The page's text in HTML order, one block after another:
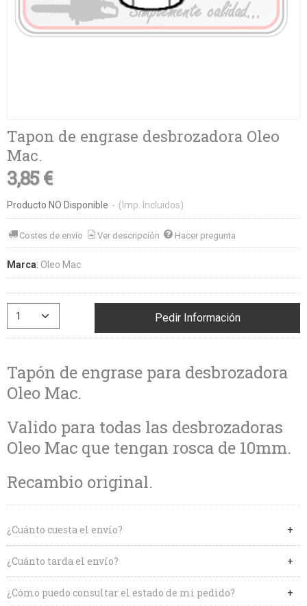
Tapon de engrase desbrozadora Oleo
Mac.
3,85 €
Producto NO Disponible - (Imp. Incluidos)
Costes de envío Ver descripción Hacer pregunta
Marca: Oleo Mac
Pedir Información
Tapón de engrase para desbrozadora
Oleo Mac.
Valido para todas las desbrozadoras
Oleo Mac que tengan rosca de 10mm.
Recambio original.
¿Cuánto cuesta el envío?
¿Cuánto tarda el envío?
¿Cómo puedo consultar el estado de mi pedido?